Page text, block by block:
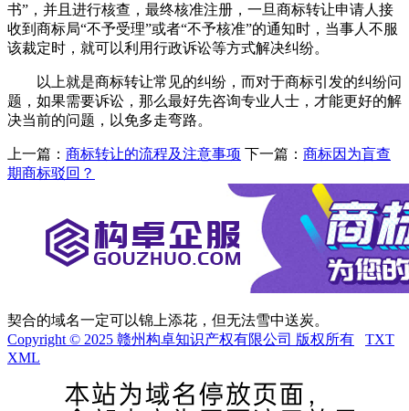
书”，并且进行核查，最终核准注册，一旦商标转让申请人接
收到商标局“不予受理”或者“不予核准”的通知时，当事人不服
该裁定时，就可以利用行政诉讼等方式解决纠纷。
以上就是商标转让常见的纠纷，而对于商标引发的纠纷问
题，如果需要诉讼，那么最好先咨询专业人士，才能更好的解
决当前的问题，以免多走弯路。
上一篇： 商标转让的流程及注意事项 下一篇： 商标因为盲查
期商标驳回？
契合的域名一定可以锦上添花，但无法雪中送炭。
Copyright © 2025 赣州构卓知识产权有限公司 版权所有
TXT
XML